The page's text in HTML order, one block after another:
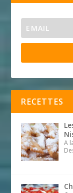
RECETTES
A